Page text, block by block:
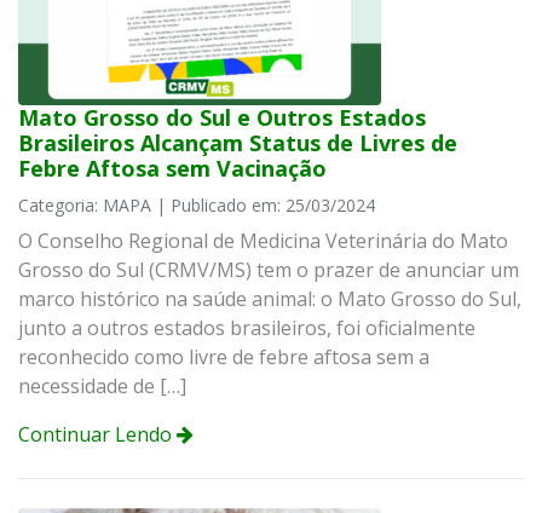
Mato Grosso do Sul e Outros Estados
Brasileiros Alcançam Status de Livres de
Febre Aftosa sem Vacinação
Categoria: MAPA | Publicado em: 25/03/2024
O Conselho Regional de Medicina Veterinária do Mato
Grosso do Sul (CRMV/MS) tem o prazer de anunciar um
marco histórico na saúde animal: o Mato Grosso do Sul,
junto a outros estados brasileiros, foi oficialmente
reconhecido como livre de febre aftosa sem a
necessidade de […]
Continuar Lendo